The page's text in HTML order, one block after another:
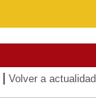
Volver a actualidad